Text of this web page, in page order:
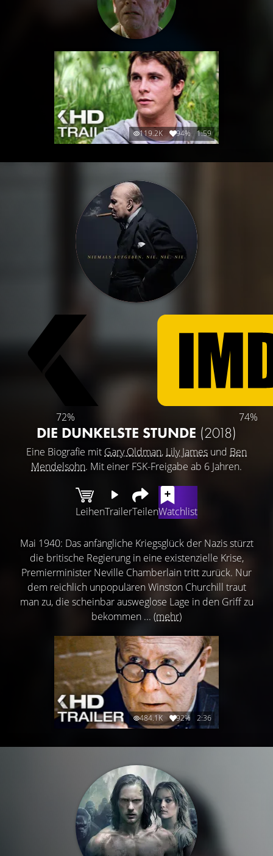
119.2K 94% 1:59
72% 74%
DIE DUNKELSTE STUNDE (2018)
Eine Biografie mit Gary Oldman, Lily James und Ben
Mendelsohn. Mit einer FSK-Freigabe ab 6 Jahren.
LeihenTrailerTeilenWatchlist
Mai 1940: Das anfängliche Kriegsglück der Nazis stürzt
die britische Regierung in eine existenzielle Krise,
Premierminister Neville Chamberlain tritt zurück. Nur
dem reichlich unpopulären Winston Churchill traut
man zu, die scheinbar ausweglose Lage in den Griff zu
bekommen ... (mehr)
484.1K 92% 2:36